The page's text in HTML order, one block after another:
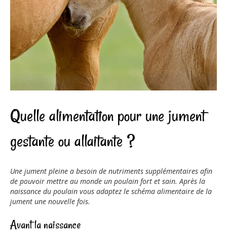
Quelle alimentation pour une jument
gestante ou allaitante ?
Une jument pleine a besoin de nutriments supplémentaires afin
de pouvoir mettre au monde un poulain fort et sain. Après la
naissance du poulain vous adaptez le schéma alimentaire de la
jument une nouvelle fois.
Avant la naissance